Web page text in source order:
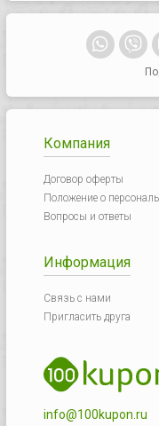
Компания
Договор оферты
Положение о
Вопросы и ответы
Информация
Связь с нами
Пригласить друга
info@100kupon.ru